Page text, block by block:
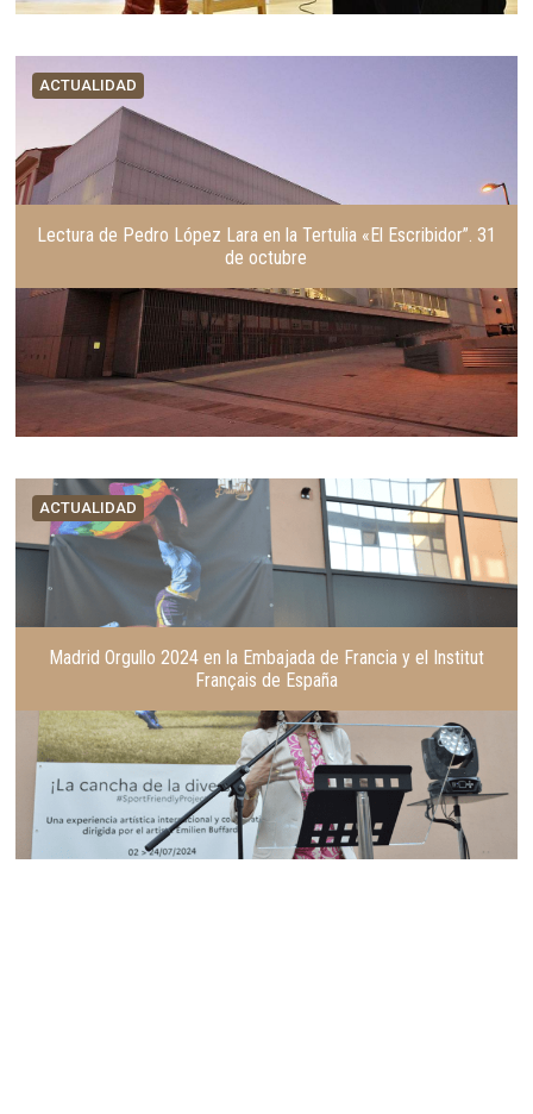
ACTUALIDAD
Lectura de Pedro López Lara en la Tertulia «El Escribidor”. 31
de octubre
ACTUALIDAD
Madrid Orgullo 2024 en la Embajada de Francia y el Institut
Français de España